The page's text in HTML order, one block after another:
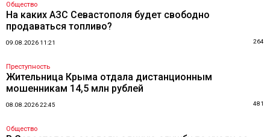
Общество
На каких АЗС Севастополя будет свободно
продаваться топливо?
09.08.2026 11:21 264
Преступность
Жительница Крыма отдала дистанционным
мошенникам 14,5 млн рублей
08.08.2026 22:45 481
Общество